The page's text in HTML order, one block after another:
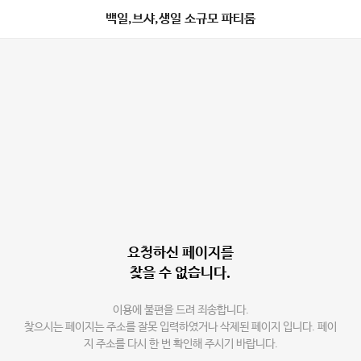
백일,브샤,생일 소규모 파티룸
요청하신 페이지를
찾을 수 없습니다.
이용에 불편을 드려 죄송합니다.
찾으시는 페이지는 주소를 잘못 입력하였거나 삭제된 페이지 입니다. 페이
지 주소를 다시 한 번 확인해 주시기 바랍니다.